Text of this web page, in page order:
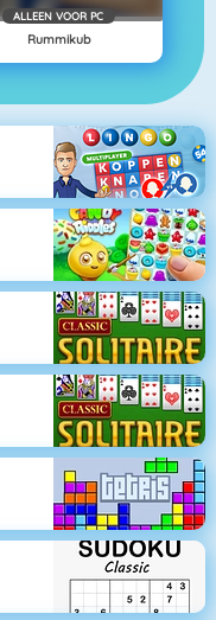
ALLEEN VOOR PC
Rummikub